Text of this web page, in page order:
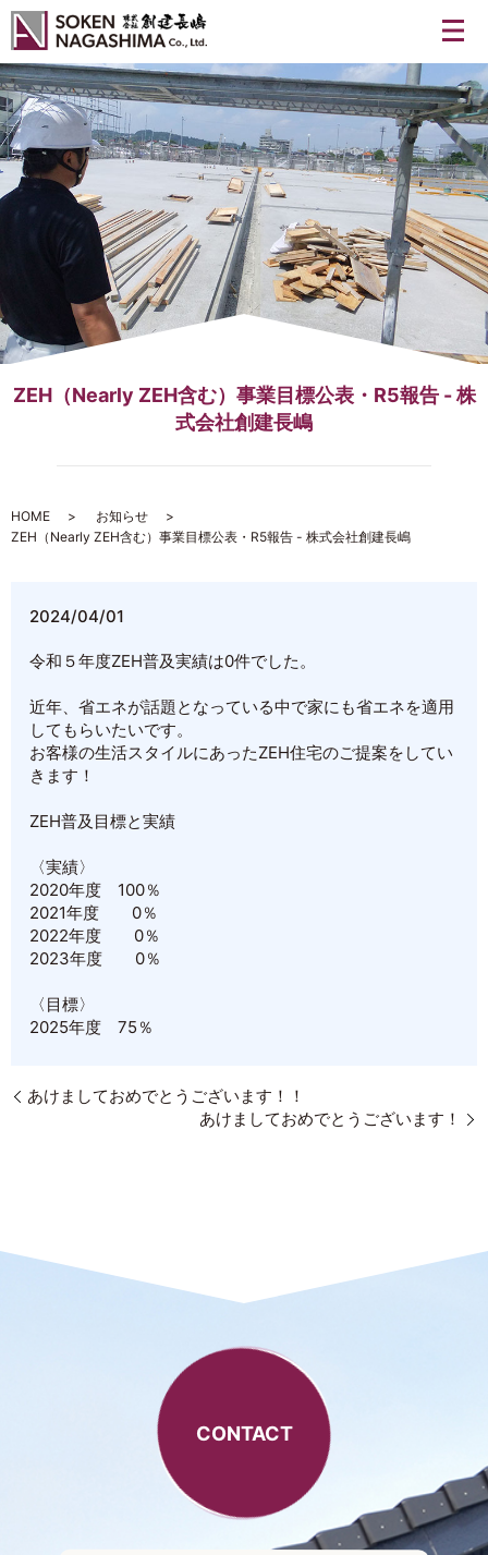
メ
ZEH（Nearly ZEH含む）事業目標公表・R5報告 - 株
式会社創建長嶋
HOME
お知らせ
ZEH（Nearly ZEH含む）事業目標公表・R5報告 - 株式会社創建長嶋
2024/04/01
令和５年度ZEH普及実績は0件でした。
近年、省エネが話題となっている中で家にも省エネを適用
してもらいたいです。
お客様の生活スタイルにあったZEH住宅のご提案をしてい
きます！
ZEH普及目標と実績
〈実績〉
2020年度 100％
2021年度 0％
2022年度 0％
2023年度 0％
〈目標〉
2025年度 75％
あけましておめでとうございます！！
あけましておめでとうございます！
CONTACT